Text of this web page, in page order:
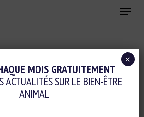
Menu
et relations humain-animal
FAMILIARITY,
MOIS GRATUITEMENT
ACTUALITÉS SUR LE BIEN-ÊTRE
ANIMAL
×